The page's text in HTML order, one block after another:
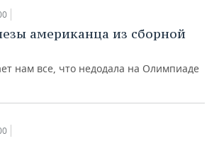
американца из сборной
нам все, что недодала на Олимпиаде